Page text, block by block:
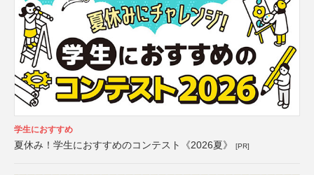
学生におすすめ
夏休み！学生におすすめのコンテスト《2026夏》 [PR]